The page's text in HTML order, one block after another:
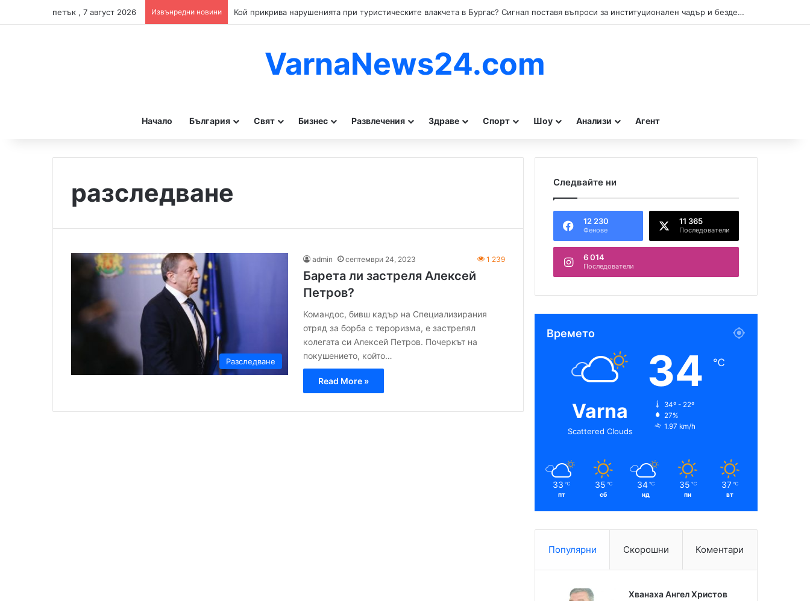
петък , 7 август 2026 Извънредни новини Кой прикрива нарушенията при туристическите влакчета в Бургас? Сигнал поставя въпроси за институционален чадър и бездействие на контролните органи.
VarnaNews24.com
Начало България Свят Бизнес Развлечения Здраве Спорт Шоу Анализи Агент
разследване
Разследване
admin септември 24, 2023 1 239
Барета ли застреля Алексей
Петров?
Командос, бивш кадър на Специализирания
отряд за борба с тероризма, е застрелял
колегата си Алексей Петров. Почеркът на
покушението, който…
Read More »
Следвайте ни
12 230
Фенове
11 365
Последователи
6 014
Последователи
Времето
Varna
Scattered Clouds
34 ℃
34º - 22º
27%
1.97 km/h
33 ℃
пт
35 ℃
сб
34 ℃
нд
35 ℃
пн
37 ℃
вт
Популярни Скорошни Коментари
Хванаха Ангел Христов